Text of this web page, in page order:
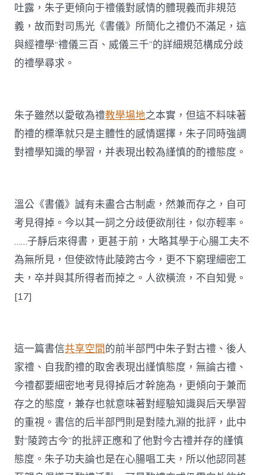
吐露，朱子更傾向于禮儀對感情的體現義而非規范
義，故而對司馬光《書儀》所簡化之禮仍不滿足，這
與經禮學“禮儀三百、威儀三千”的詳細規范構成分歧
的禮學尋求。
朱子雖然以愛敬為禮教學場地之本實，但這不料味著
酌禮的標準就只是主體性的感情選擇，朱子同時強調
對禮學知識的學習，并表現出較為謹慎的酌禮態度。
溫公《書儀》誠有未盡合古制處，然兼而存之，自可
考見得掉。今以其一詞之分歧便欲削往，似亦輕率。
……子靜后來得書，更甚于前，大略其學于心腸工夫不
為無所見，但使欲恃此陵跨古今，更不下窮理細密工
夫，卒并與其所得者而掉之。人欲橫流，不自知覺。
[17]
這一篇書信共享空間的前半部門中朱子對古禮、後人
家禮、自我酌禮的取舍表現出謹慎態度，無論古禮、
今禮都要細密地考見得掉后才幹施為，更傾向于兼而
存之的態度，兼存也就意味著對經驗知識與后天學習
的重視。書信的后半部門則是對陸九淵的批評，此中
對“陵跨古今”的批評正應和了他對今古禮并存的謹慎
態度。朱子功夫論也是在心腸唱工夫，所以他認同甚